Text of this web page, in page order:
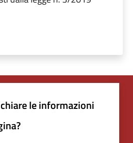
le informazioni